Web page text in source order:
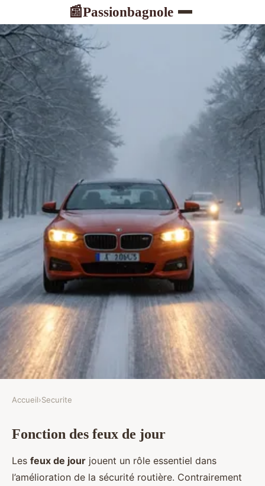
📰Passionbagnole
Comment les feux de jour
contribuent à une conduite
sécuritaire en hiver
Accueil›Securite
Fonction des feux de jour
Les feux de jour jouent un rôle essentiel dans
l’amélioration de la sécurité routière. Contrairement